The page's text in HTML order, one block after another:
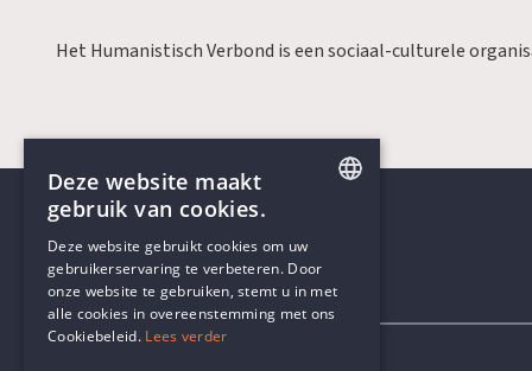
Het Humanistisch Verbond is een sociaal-culturele
Contactgegevens
DUTCH
Deze website maakt
gebruik van cookies.
Deze website gebruikt cookies om uw
gebruikerservaring te verbeteren. Door
onze website te gebruiken, stemt u in met
alle cookies in overeenstemming met ons
Cookiebeleid. Lees verder